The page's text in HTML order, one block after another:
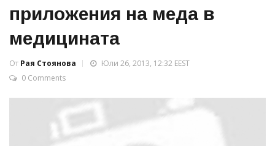
приложения на меда в
медицината
От Рая Стоянова
Юли 26, 2013, 12:32 EEST
0 Comments